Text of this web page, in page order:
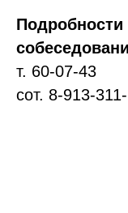
Подробности
т. 60-07-43
сот. 8-913-
+7 (961) 711 06-03
ТЕЛЕФОН